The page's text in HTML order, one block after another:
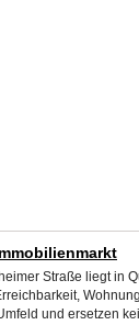
Straße liegt in
und ersetzen